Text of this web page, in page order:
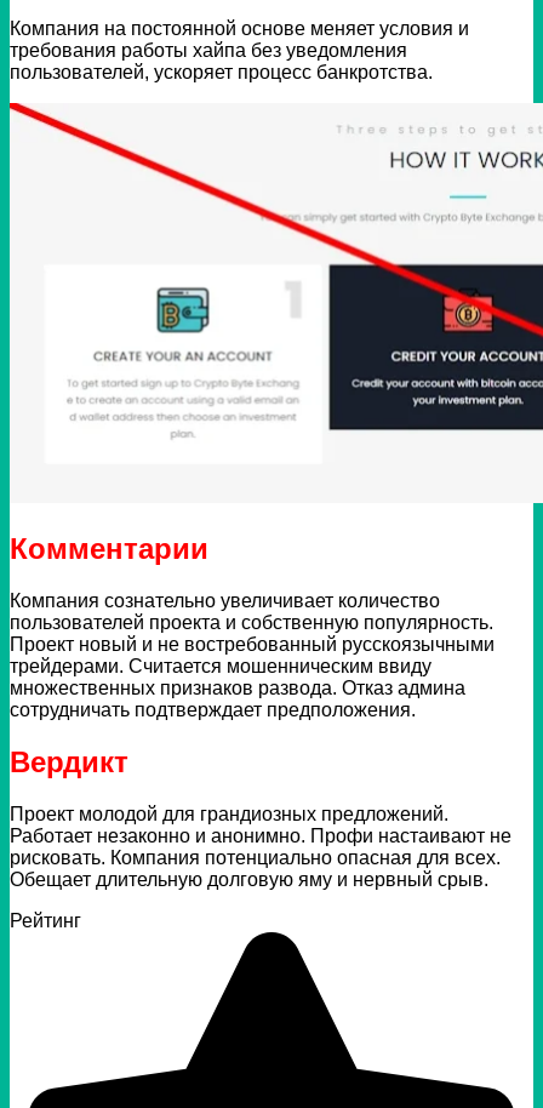
Компания на постоянной основе меняет условия и
требования работы хайпа без уведомления
пользователей, ускоряет процесс банкротства.
Комментарии
Компания сознательно увеличивает количество
пользователей проекта и собственную популярность.
Проект новый и не востребованный русскоязычными
трейдерами. Считается мошенническим ввиду
множественных признаков развода. Отказ админа
сотрудничать подтверждает предположения.
Вердикт
Проект молодой для грандиозных предложений.
Работает незаконно и анонимно. Профи настаивают не
рисковать. Компания потенциально опасная для всех.
Обещает длительную долговую яму и нервный срыв.
Рейтинг